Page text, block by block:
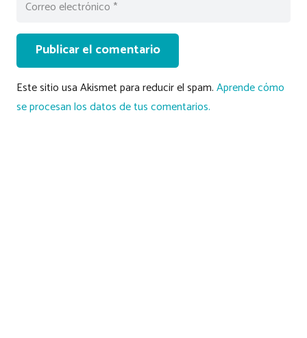
Publicar el comentario
Este sitio usa Akismet para reducir el spam.Aprende cómo
se procesan los datos de tus comentarios.